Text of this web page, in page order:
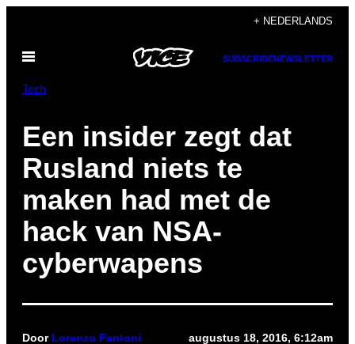
de
inhoud
+ NEDERLANDS
Open
SUBSCRIBENEWSLETTER
Tech
Een insider zegt dat
Rusland niets te
maken had met de
hack van NSA-
cyberwapens
Door Lorenzo Fantoni augustus 18, 2016, 6:12am